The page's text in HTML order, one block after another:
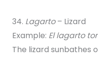
34. Lagarto– Lizard
Example: El lagarto
The lizard sunbathes